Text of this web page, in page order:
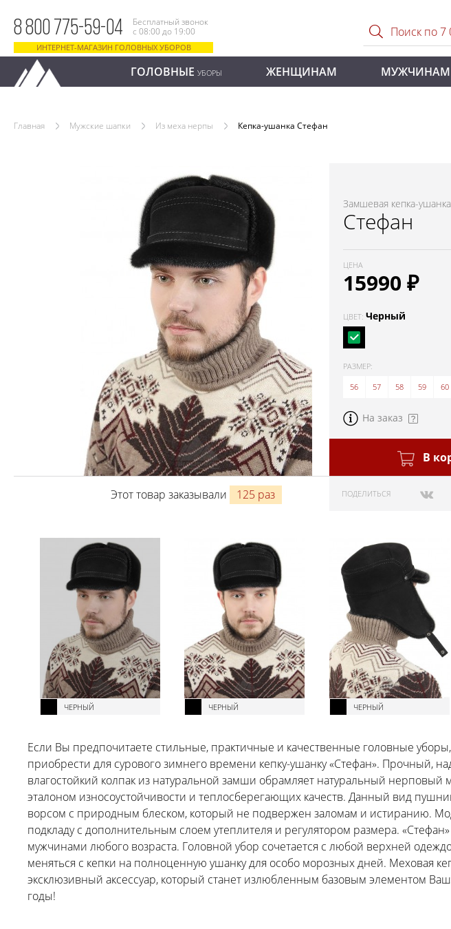
8 800 775-59-04
Бесплатный звонок
с 08:00 до 19:00
ИНТЕРНЕТ-МАГАЗИН ГОЛОВНЫХ УБОРОВ
ГОЛОВНЫЕ УБОРЫ ЖЕНЩИНАМ МУЖЧИНАМ
Главная Мужские шапки Из меха нерпы Кепка-ушанка Стефан
Замшевая кепка-
Стефан
ЦЕНА
15990 ₽
ЦВЕТ: Черный
РАЗМЕР:
56
57 58 59 60
На заказ
В
ПОДЕЛИТЬСЯ
Этот товар заказывали 125 раз
ЧЕРНЫЙ ЧЕРНЫЙ ЧЕРНЫЙ
Если Вы предпочитаете стильные, практичные и качественные головные уборы,
приобрести для сурового зимнего времени кепку-ушанку «Стефан». Прочный,
влагостойкий колпак из натуральной замши обрамляет натуральный нерповый
эталоном износоустойчивости и теплосберегающих качеств. Данный вид
ворсом с природным блеском, который не подвержен заломам и истиранию.
подкладу с дополнительным слоем утеплителя и регулятором размера.
мужчинами любого возраста. Головной убор сочетается с любой верхней
меняться с кепки на полноценную ушанку для особо морозных дней. Меховая
эксклюзивный аксессуар, который станет излюбленным базовым элементом
годы!